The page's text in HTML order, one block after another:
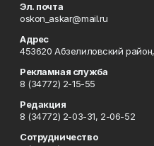
Эл. почта
oskon_askar@mail.ru
Адрес
453620 Абзелиловский
Рекламная служба
8 (34772) 2-15-55
Редакция
8 (34772) 2-03-31, 2-06-52
Сотрудничество